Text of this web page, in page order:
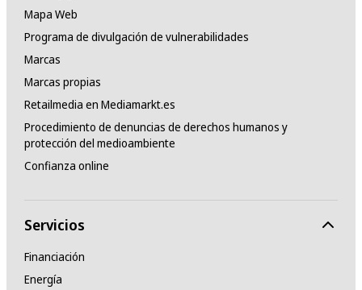
Mapa Web
Programa de divulgación de vulnerabilidades
Marcas
Marcas propias
Retailmedia en Mediamarkt.es
Procedimiento de denuncias de derechos humanos y
protección del medioambiente
Confianza online
Servicios
Financiación
Energía